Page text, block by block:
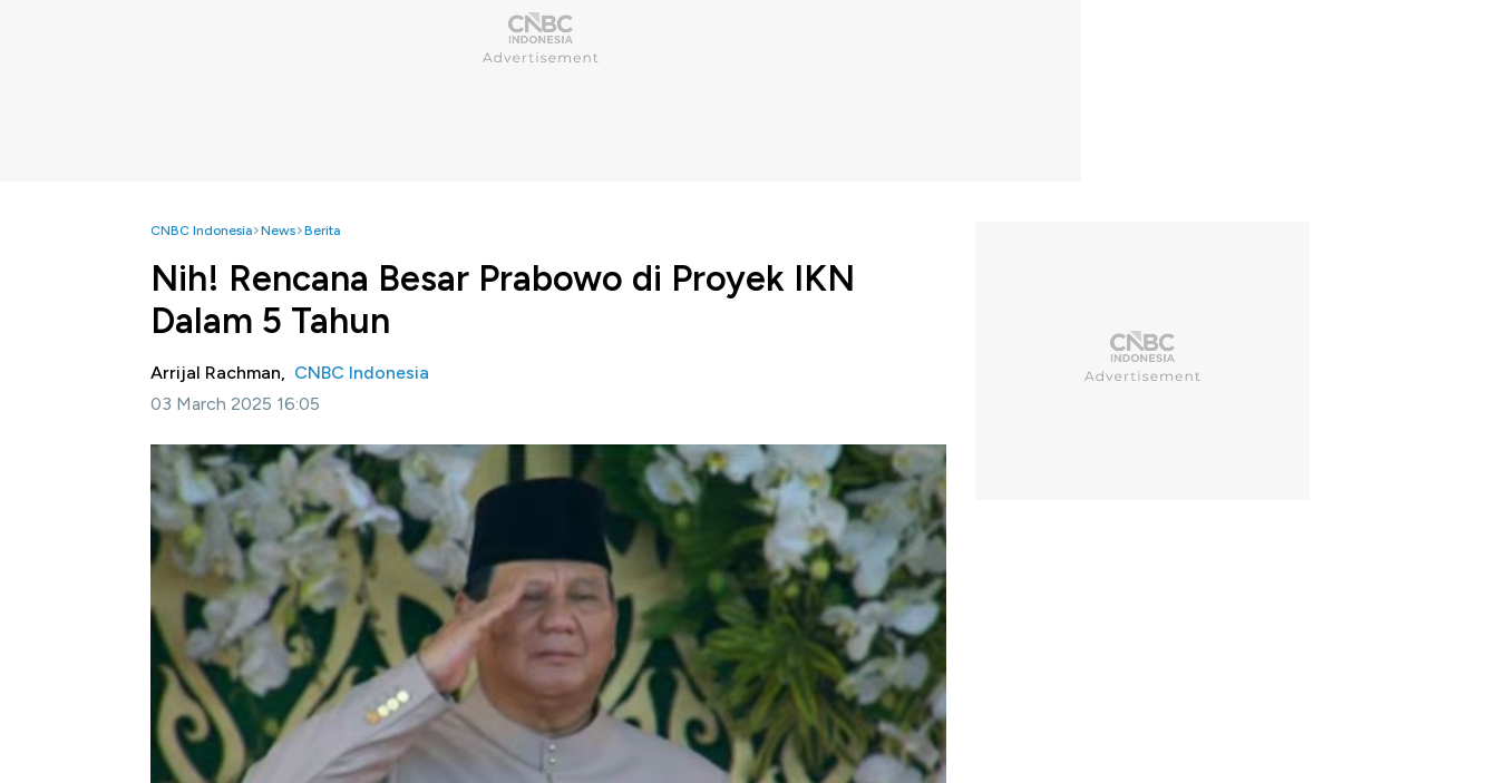
CNBC Indonesia News Berita
Nih! Rencana Besar Prabowo di Proyek IKN
Dalam 5 Tahun
Arrijal Rachman, CNBC Indonesia
03 March 2025 16:05